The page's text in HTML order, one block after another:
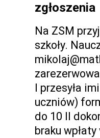
zgłoszenia
Na ZSM
szkoły.
I przesyła
uczniów)
do 10 II
braku